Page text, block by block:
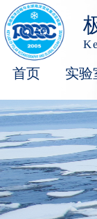
首页 实验